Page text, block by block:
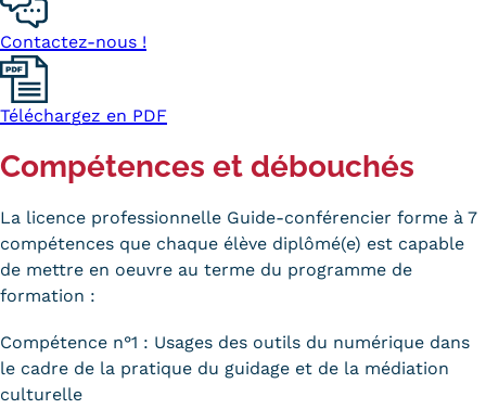
Contactez-nous !
Téléchargez en PDF
Compétences et débouchés
La licence professionnelle Guide-conférencier forme à 7
compétences que chaque élève diplômé(e) est capable
de mettre en oeuvre au terme du programme de
formation :
Compétence n°1 : Usages des outils du numérique dans
le cadre de la pratique du guidage et de la médiation
culturelle